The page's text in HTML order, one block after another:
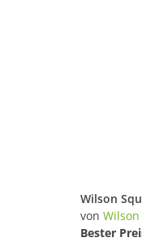
von Wilson
Bester